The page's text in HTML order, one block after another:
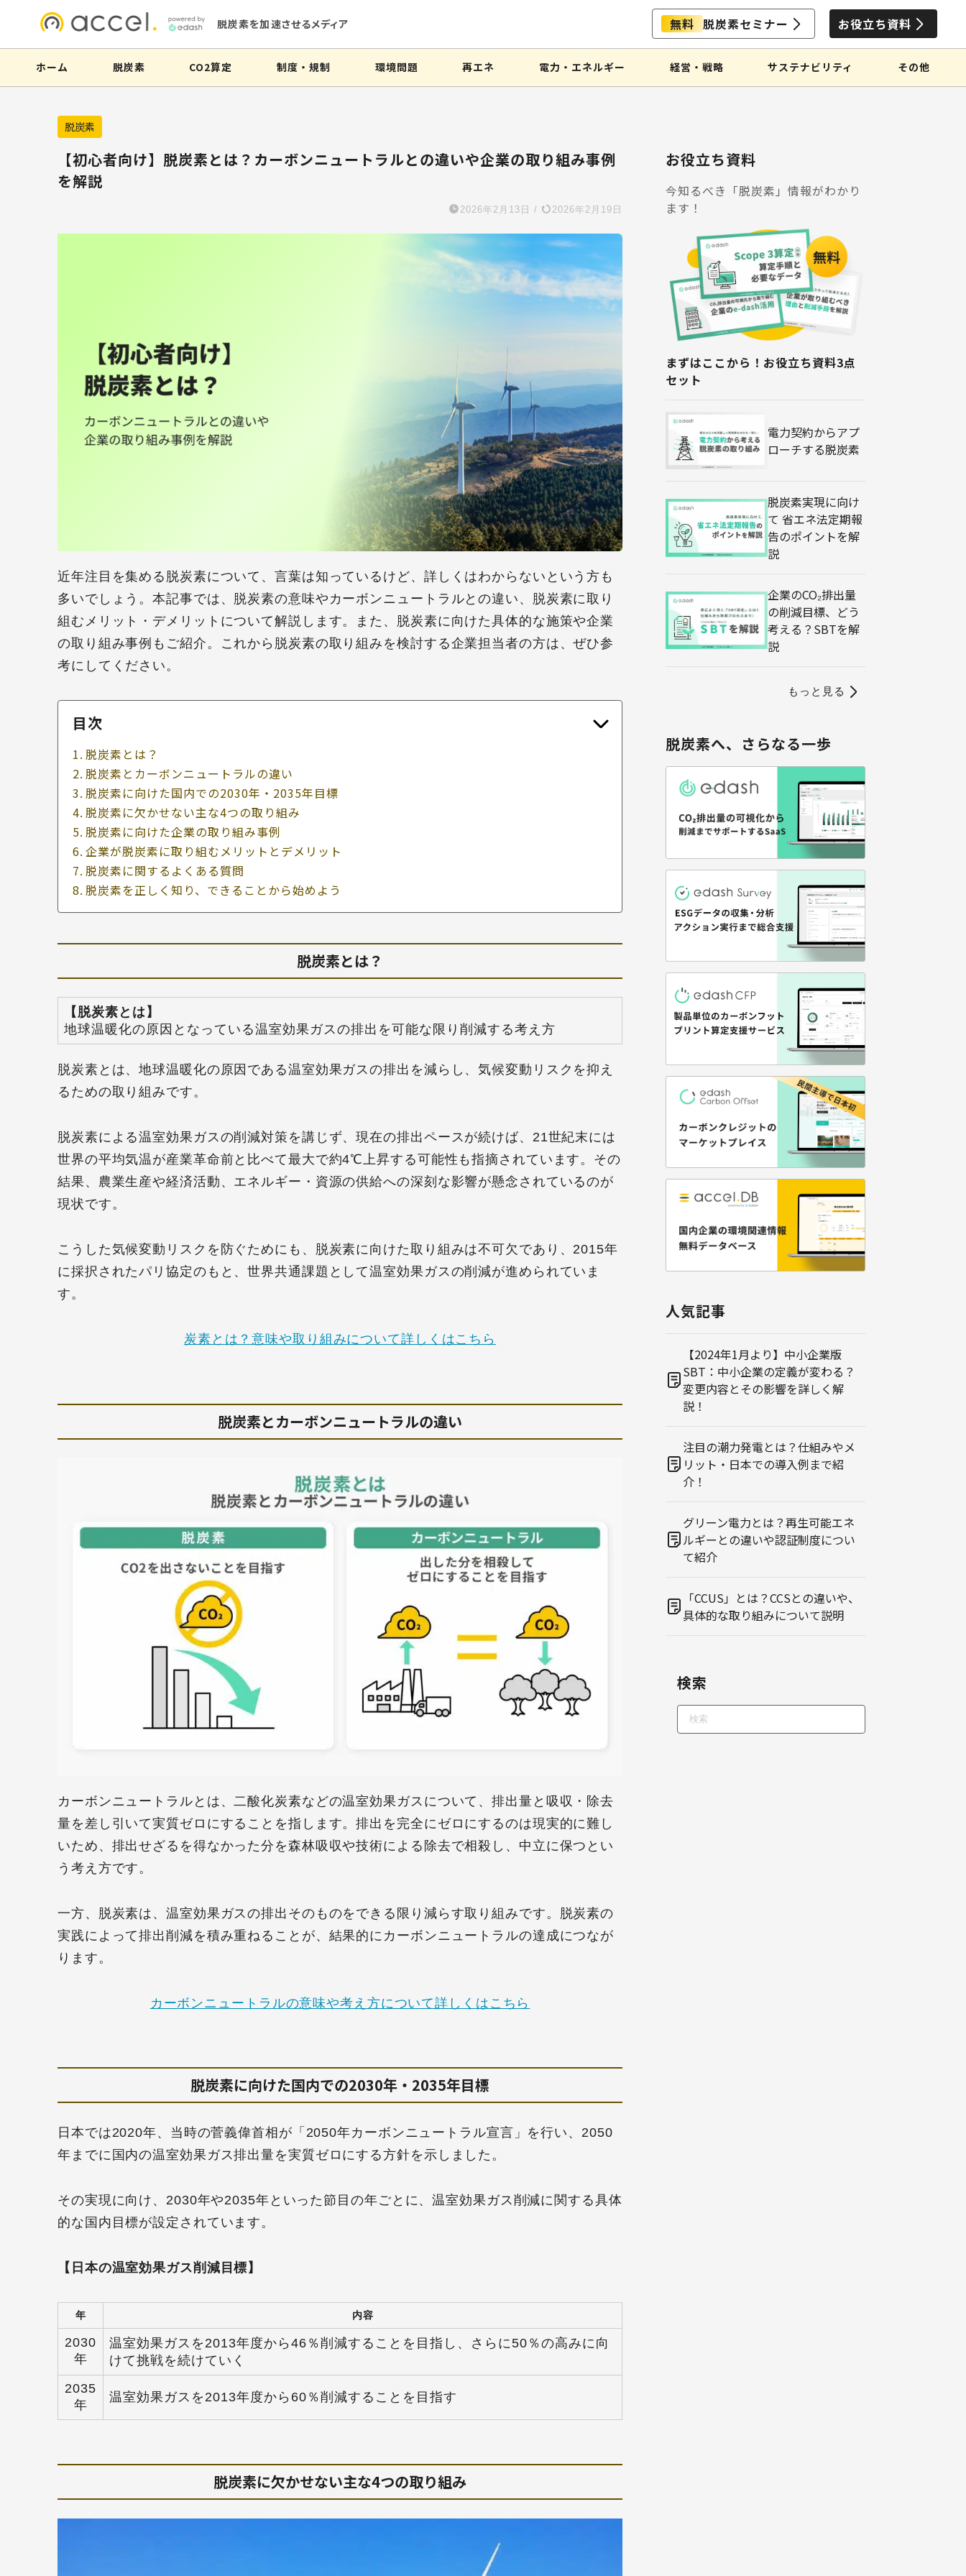
脱炭素を加速させるメディア 無料 脱炭素セミナー お役立ち資料
ホーム 脱炭素 CO2算定 制度・規制 環境問題 再エネ 電力・エネルギー 経営・戦略 サステナビリティ その他
脱炭素
【初心者向け】脱炭素とは？カーボンニュートラルとの違いや企業の取り組み事例
を解説
2026年2月13日 / 2026年2月19日
近年注目を集める脱炭素について、言葉は知っているけど、詳しくはわからないという方も
多いでしょう。本記事では、脱炭素の意味やカーボンニュートラルとの違い、脱炭素に取り
組むメリット・デメリットについて解説します。また、脱炭素に向けた具体的な施策や企業
の取り組み事例もご紹介。これから脱炭素の取り組みを検討する企業担当者の方は、ぜひ参
考にしてください。
目次
脱炭素とは？
脱炭素とカーボンニュートラルの違い
脱炭素に向けた国内での2030年・2035年目標
脱炭素に欠かせない主な4つの取り組み
脱炭素に向けた企業の取り組み事例
企業が脱炭素に取り組むメリットとデメリット
脱炭素に関するよくある質問
脱炭素を正しく知り、できることから始めよう
脱炭素とは？
【脱炭素とは】
地球温暖化の原因となっている温室効果ガスの排出を可能な限り削減する考え方
脱炭素とは、地球温暖化の原因である温室効果ガスの排出を減らし、気候変動リスクを抑え
るための取り組みです。
脱炭素による温室効果ガスの削減対策を講じず、現在の排出ペースが続けば、21世紀末には
世界の平均気温が産業革命前と比べて最大で約4℃上昇する可能性も指摘されています。その
結果、農業生産や経済活動、エネルギー・資源の供給への深刻な影響が懸念されているのが
現状です。
こうした気候変動リスクを防ぐためにも、脱炭素に向けた取り組みは不可欠であり、2015年
に採択されたパリ協定のもと、世界共通課題として温室効果ガスの削減が進められていま
す。
炭素とは？意味や取り組みについて詳しくはこちら
脱炭素とカーボンニュートラルの違い
カーボンニュートラルとは、二酸化炭素などの温室効果ガスについて、排出量と吸収・除去
量を差し引いて実質ゼロにすることを指します。排出を完全にゼロにするのは現実的に難し
いため、排出せざるを得なかった分を森林吸収や技術による除去で相殺し、中立に保つとい
う考え方です。
一方、脱炭素は、温室効果ガスの排出そのものをできる限り減らす取り組みです。脱炭素の
実践によって排出削減を積み重ねることが、結果的にカーボンニュートラルの達成につなが
ります。
カーボンニュートラルの意味や考え方について詳しくはこちら
脱炭素に向けた国内での2030年・2035年目標
日本では2020年、当時の菅義偉首相が「2050年カーボンニュートラル宣言」を行い、2050
年までに国内の温室効果ガス排出量を実質ゼロにする方針を示しました。
その実現に向け、2030年や2035年といった節目の年ごとに、温室効果ガス削減に関する具体
的な国内目標が設定されています。
【日本の温室効果ガス削減目標】
年 内容
2030
年
温室効果ガスを2013年度から46％削減することを目指し、さらに50％の高みに向
けて挑戦を続けていく
2035
年
温室効果ガスを2013年度から60％削減することを目指す
脱炭素に欠かせない主な4つの取り組み
お役立ち資料
今知るべき「脱炭素」情報がわかり
ます！
まずはここから！お役立ち資料3点
セット
電力契約からアプ
ローチする脱炭素
脱炭素実現に向け
て 省エネ法定期報
告のポイントを解
説
企業のCO₂排出量
の削減目標、どう
考える？SBTを解
説
もっと見る
脱炭素へ、さらなる一歩
人気記事
【2024年1月より】中小企業版
SBT：中小企業の定義が変わる？
変更内容とその影響を詳しく解
説！
注目の潮力発電とは？仕組みやメ
リット・日本での導入例まで紹
介！
グリーン電力とは？再生可能エネ
ルギーとの違いや認証制度につい
て紹介
「CCUS」とは？CCSとの違いや、
具体的な取り組みについて説明
検索